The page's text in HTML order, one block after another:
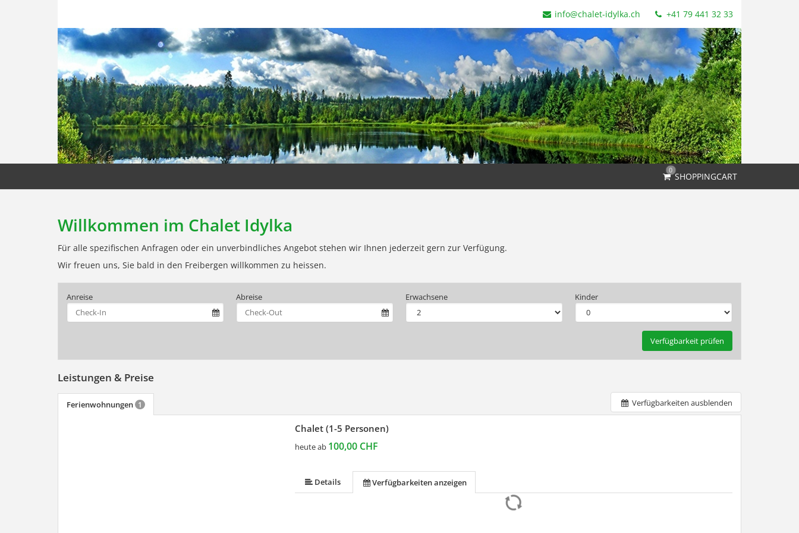
info@chalet-idylka.ch +41 79 441 32 33
0
SHOPPINGCART
Willkommen im Chalet Idylka
Für alle spezifischen Anfragen oder ein unverbindliches Angebot stehen wir Ihnen jederzeit gern zur Verfügung.
Wir freuen uns, Sie bald in den Freibergen willkommen zu heissen.
Anreise Abreise Erwachsene Kinder
Verfügbarkeit prüfen
Verfügbarkeiten ausblenden
Leistungen & Preise
Ferienwohnungen 1
Chalet (1-5 Personen)
heute ab 100,00 CHF
Details Verfügbarkeiten anzeigen